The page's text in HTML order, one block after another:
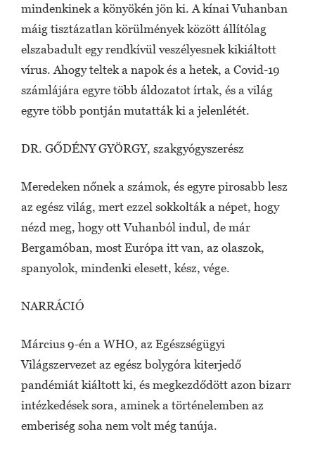
mindenkinek a könyökén jön ki. A kínai Vuhanban
máig tisztázatlan körülmények között állítólag
elszabadult egy rendkívül veszélyesnek kikiáltott
vírus. Ahogy teltek a napok és a hetek, a Covid-19
számlájára egyre több áldozatot írtak, és a világ
egyre több pontján mutatták ki a jelenlétét.
DR. GŐDÉNY GYÖRGY, szakgyógyszerész
Meredeken nőnek a számok, és egyre pirosabb lesz
az egész világ, mert ezzel sokkolták a népet, hogy
nézd meg, hogy ott Vuhanból indul, de már
Bergamóban, most Európa itt van, az olaszok,
spanyolok, mindenki elesett, kész, vége.
NARRÁCIÓ
Március 9-én a WHO, az Egészségügyi
Világszervezet az egész bolygóra kiterjedő
pandémiát kiáltott ki, és megkezdődött azon bizarr
intézkedések sora, aminek a történelemben az
emberiség soha nem volt még tanúja.